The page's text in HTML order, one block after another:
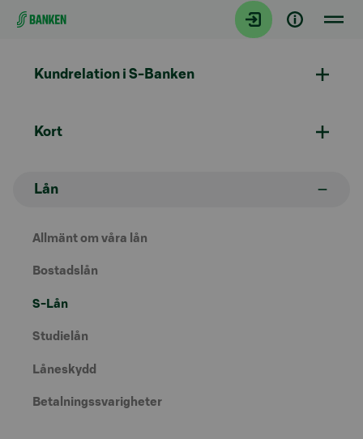
Gå direkt till innehållet
Kundrelation i S-Banken
Kort
Lån
Allmänt om våra lån
Bostadslån
S-Lån
Studielån
Låneskydd
Betalningssvarigheter